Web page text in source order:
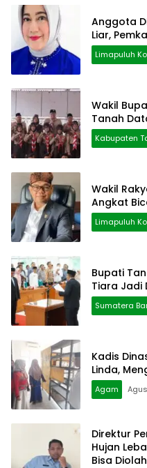
Anggota
Liar,
Limapuluh
Wakil
Tanah
Kabupaten
Wakil
Angkat
Limapuluh
Bupati
Tiara Jadi
Sumatera
Kadis
Linda,
Agam
Direktur
Hujan
Bisa Diolah